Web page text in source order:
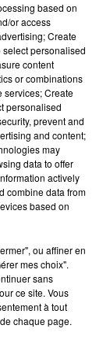
DU
based on
or access
Create
personalised
content
or combinations
services; Create
personalised
prevent and
and content;
may
data to offer
actively
combine data from
based on
ou affiner en
mes choix".
sans
ce site. Vous
à tout
chaque page.